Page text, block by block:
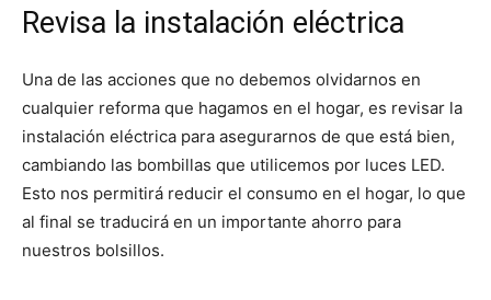
Revisa la instalación eléctrica
Una de las acciones que no debemos olvidarnos en
cualquier reforma que hagamos en el hogar, es revisar la
instalación eléctrica para asegurarnos de que está bien,
cambiando las bombillas que utilicemos por luces LED.
Esto nos permitirá reducir el consumo en el hogar, lo que
al final se traducirá en un importante ahorro para
nuestros bolsillos.